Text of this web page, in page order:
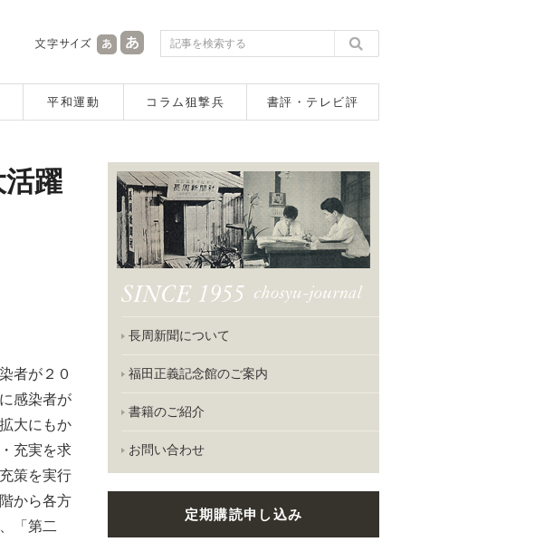
平和運動 コラム狙撃兵 書評・テレビ評
躍
者が２０
感染者が
大にもか
充実を求
策を実行
から各方
「第二
長周新聞について
福田正義記念館のご案内
書籍のご紹介
お問い合わせ
定期購読申し込み